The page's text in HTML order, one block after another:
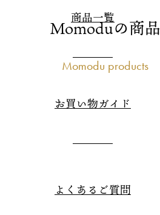
商品一覧
お買い物ガイド
よくあるご質問
Momoduの商品
Momodu products